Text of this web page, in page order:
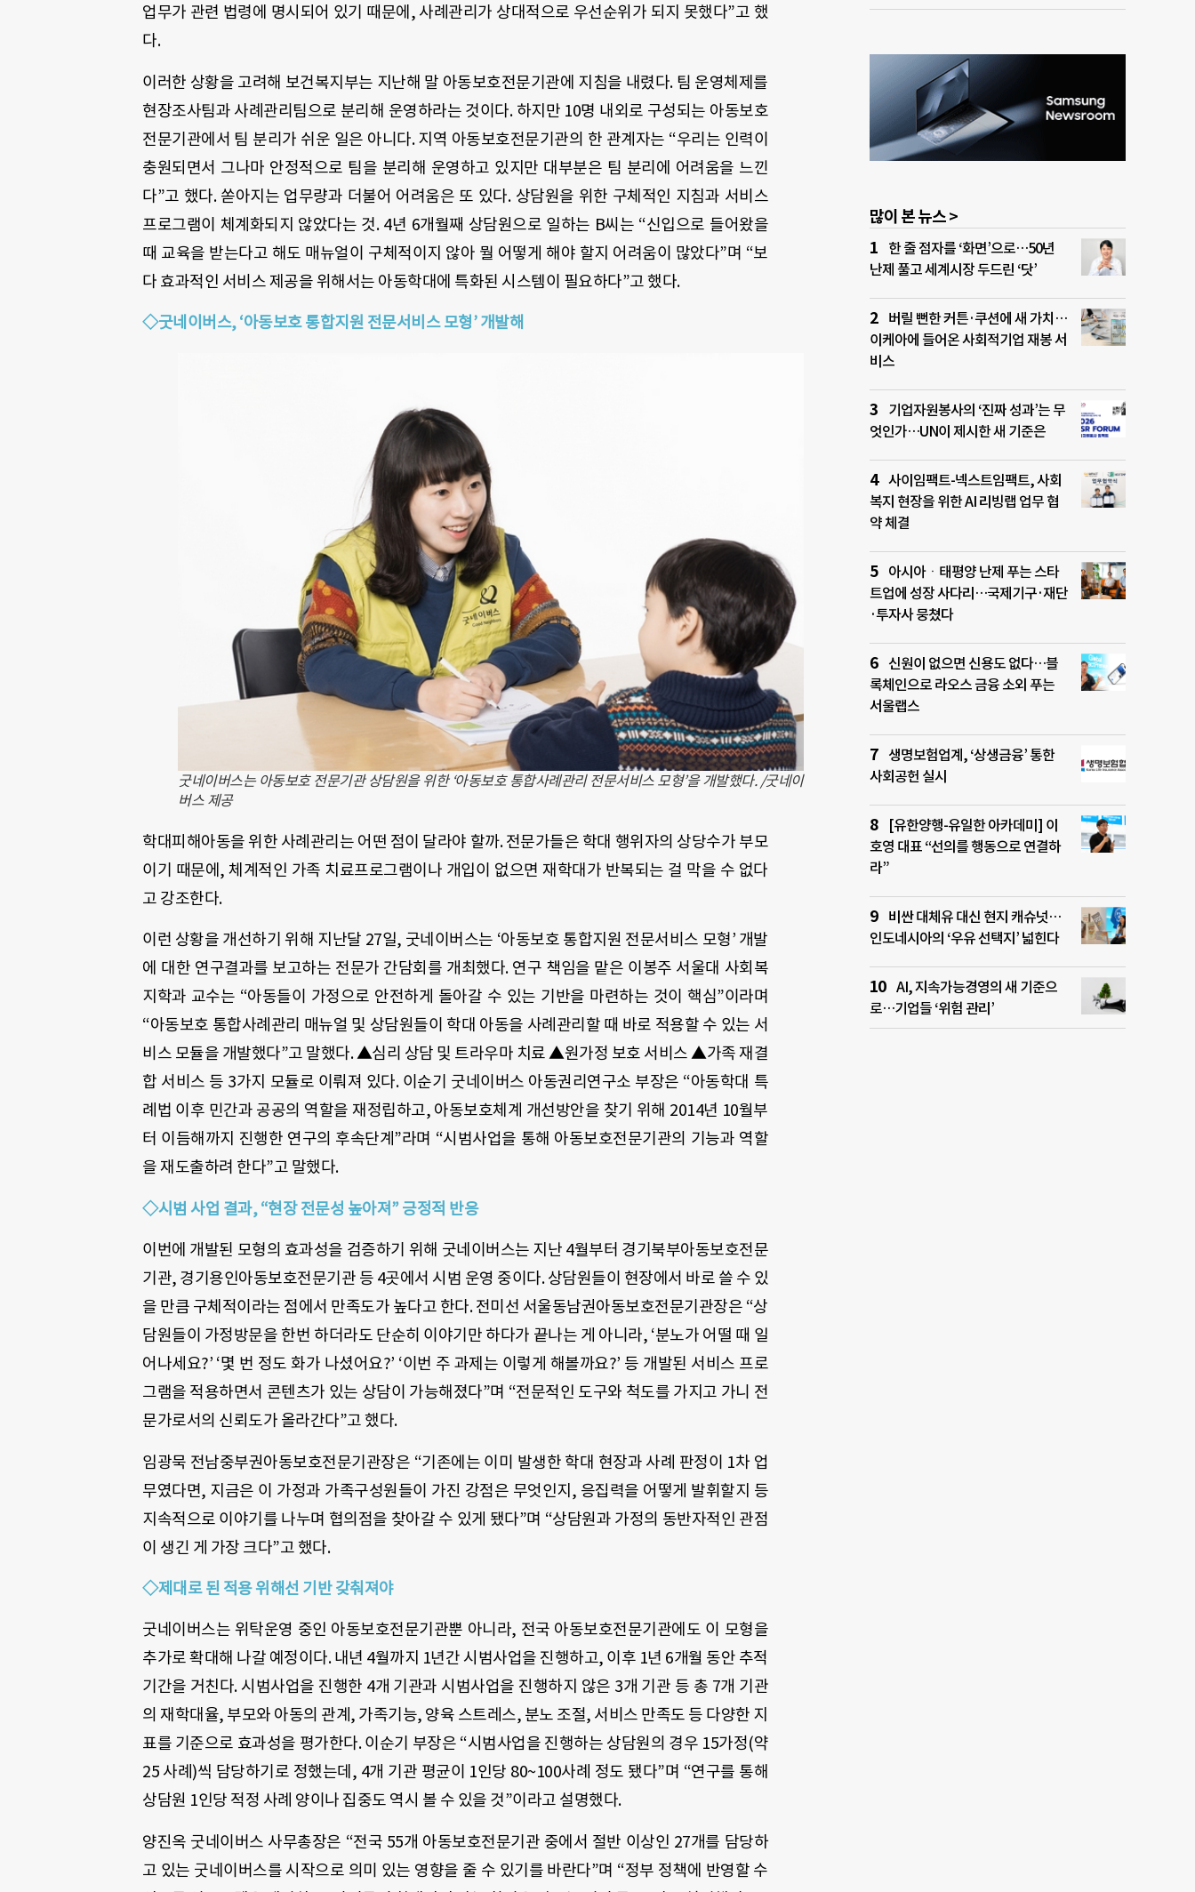
업무가 관련 법령에 명시되어 있기 때문에, 사례관리가 상대적으로 우선순위가 되지 못했다”고 했
다.
이러한 상황을 고려해 보건복지부는 지난해 말 아동보호전문기관에 지침을 내렸다. 팀 운영체제를
현장조사팀과 사례관리팀으로 분리해 운영하라는 것이다. 하지만 10명 내외로 구성되는 아동보호
전문기관에서 팀 분리가 쉬운 일은 아니다. 지역 아동보호전문기관의 한 관계자는 “우리는 인력이
충원되면서 그나마 안정적으로 팀을 분리해 운영하고 있지만 대부분은 팀 분리에 어려움을 느낀
다”고 했다. 쏟아지는 업무량과 더불어 어려움은 또 있다. 상담원을 위한 구체적인 지침과 서비스
프로그램이 체계화되지 않았다는 것. 4년 6개월째 상담원으로 일하는 B씨는 “신입으로 들어왔을
때 교육을 받는다고 해도 매뉴얼이 구체적이지 않아 뭘 어떻게 해야 할지 어려움이 많았다”며 “보
다 효과적인 서비스 제공을 위해서는 아동학대에 특화된 시스템이 필요하다”고 했다.
◇굿네이버스, ‘아동보호 통합지원 전문서비스 모형’ 개발해
굿네이버스는 아동보호 전문기관 상담원을 위한 ‘아동보호 통합사례관리 전문서비스 모형’을 개발했다. /굿네이
버스 제공
학대피해아동을 위한 사례관리는 어떤 점이 달라야 할까. 전문가들은 학대 행위자의 상당수가 부모
이기 때문에, 체계적인 가족 치료프로그램이나 개입이 없으면 재학대가 반복되는 걸 막을 수 없다
고 강조한다.
이런 상황을 개선하기 위해 지난달 27일, 굿네이버스는 ‘아동보호 통합지원 전문서비스 모형’ 개발
에 대한 연구결과를 보고하는 전문가 간담회를 개최했다. 연구 책임을 맡은 이봉주 서울대 사회복
지학과 교수는 “아동들이 가정으로 안전하게 돌아갈 수 있는 기반을 마련하는 것이 핵심”이라며
“아동보호 통합사례관리 매뉴얼 및 상담원들이 학대 아동을 사례관리할 때 바로 적용할 수 있는 서
비스 모듈을 개발했다”고 말했다. ▲심리 상담 및 트라우마 치료 ▲원가정 보호 서비스 ▲가족 재결
합 서비스 등 3가지 모듈로 이뤄져 있다. 이순기 굿네이버스 아동권리연구소 부장은 “아동학대 특
례법 이후 민간과 공공의 역할을 재정립하고, 아동보호체계 개선방안을 찾기 위해 2014년 10월부
터 이듬해까지 진행한 연구의 후속단계”라며 “시범사업을 통해 아동보호전문기관의 기능과 역할
을 재도출하려 한다”고 말했다.
◇시범 사업 결과, “현장 전문성 높아져” 긍정적 반응
이번에 개발된 모형의 효과성을 검증하기 위해 굿네이버스는 지난 4월부터 경기북부아동보호전문
기관, 경기용인아동보호전문기관 등 4곳에서 시범 운영 중이다. 상담원들이 현장에서 바로 쓸 수 있
을 만큼 구체적이라는 점에서 만족도가 높다고 한다. 전미선 서울동남권아동보호전문기관장은 “상
담원들이 가정방문을 한번 하더라도 단순히 이야기만 하다가 끝나는 게 아니라, ‘분노가 어떨 때 일
어나세요?’ ‘몇 번 정도 화가 나셨어요?’ ‘이번 주 과제는 이렇게 해볼까요?’ 등 개발된 서비스 프로
그램을 적용하면서 콘텐츠가 있는 상담이 가능해졌다”며 “전문적인 도구와 척도를 가지고 가니 전
문가로서의 신뢰도가 올라간다”고 했다.
임광묵 전남중부권아동보호전문기관장은 “기존에는 이미 발생한 학대 현장과 사례 판정이 1차 업
무였다면, 지금은 이 가정과 가족구성원들이 가진 강점은 무엇인지, 응집력을 어떻게 발휘할지 등
지속적으로 이야기를 나누며 협의점을 찾아갈 수 있게 됐다”며 “상담원과 가정의 동반자적인 관점
이 생긴 게 가장 크다”고 했다.
◇제대로 된 적용 위해선 기반 갖춰져야
굿네이버스는 위탁운영 중인 아동보호전문기관뿐 아니라, 전국 아동보호전문기관에도 이 모형을
추가로 확대해 나갈 예정이다. 내년 4월까지 1년간 시범사업을 진행하고, 이후 1년 6개월 동안 추적
기간을 거친다. 시범사업을 진행한 4개 기관과 시범사업을 진행하지 않은 3개 기관 등 총 7개 기관
의 재학대율, 부모와 아동의 관계, 가족기능, 양육 스트레스, 분노 조절, 서비스 만족도 등 다양한 지
표를 기준으로 효과성을 평가한다. 이순기 부장은 “시범사업을 진행하는 상담원의 경우 15가정(약
25 사례)씩 담당하기로 정했는데, 4개 기관 평균이 1인당 80~100사례 정도 됐다”며 “연구를 통해
상담원 1인당 적정 사례 양이나 집중도 역시 볼 수 있을 것”이라고 설명했다.
양진옥 굿네이버스 사무총장은 “전국 55개 아동보호전문기관 중에서 절반 이상인 27개를 담당하
고 있는 굿네이버스를 시작으로 의미 있는 영향을 줄 수 있기를 바란다”며 “정부 정책에 반영할 수
많이 본 뉴스 >
한 줄 점자를 ‘화면’으로…50년
난제 풀고 세계시장 두드린 ‘닷’
버릴 뻔한 커튼·쿠션에 새 가치…
이케아에 들어온 사회적기업 재봉 서
비스
기업자원봉사의 ‘진짜 성과’는 무
엇인가…UN이 제시한 새 기준은
사이임팩트-넥스트임팩트, 사회
복지 현장을 위한 AI 리빙랩 업무 협
약 체결
아시아ㆍ태평양 난제 푸는 스타
트업에 성장 사다리…국제기구·재단
·투자사 뭉쳤다
신원이 없으면 신용도 없다…블
록체인으로 라오스 금융 소외 푸는
서울랩스
생명보험업계, ‘상생금융’ 통한
사회공헌 실시
[유한양행-유일한 아카데미] 이
호영 대표 “선의를 행동으로 연결하
라”
비싼 대체유 대신 현지 캐슈넛…
인도네시아의 ‘우유 선택지’ 넓힌다
AI, 지속가능경영의 새 기준으
로…기업들 ‘위험 관리’